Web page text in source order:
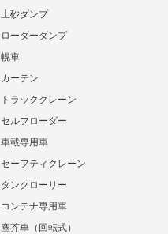
土砂ダンプ
ローダーダンプ
幌車
カーテン
トラッククレーン
セルフローダー
車載専用車
セーフティクレーン
タンクローリー
コンテナ専用車
塵芥車（回転式）